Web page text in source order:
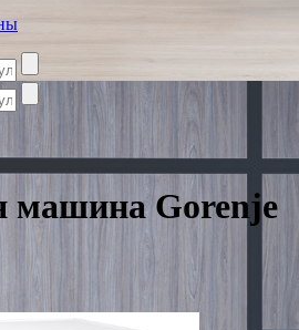
машина Gorenje